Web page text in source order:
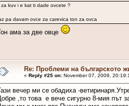
za kuv i e kat ti dade ovcete ?
pa davam ovce za carevica ton za ovca
ама за две овце
Re: Проблеми на българското
« Reply #25 on:November 07, 2009,
вечер ми се обадиха -
,то това е вече сигурно 8-мия път